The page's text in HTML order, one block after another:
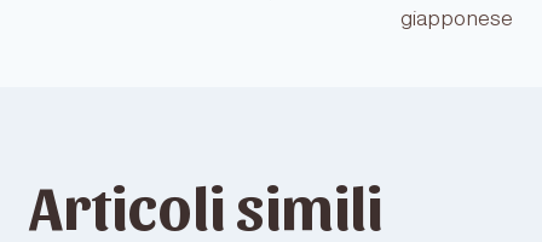
giapponese
Articoli simili